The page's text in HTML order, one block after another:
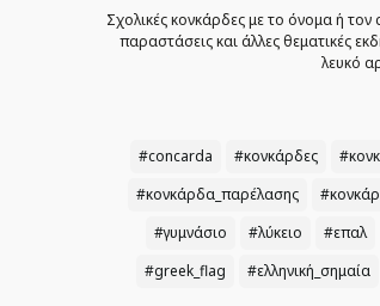
Σχολικές κονκάρδες με το όνομα ή
παραστάσεις και άλλες θεματικές
λευκό
#concarda #κονκάρδες
#κονκάρδα_παρέλασης
#γυμνάσιο
#λύκειο #επαλ
#greek_flag
#ελληνική_σημαία